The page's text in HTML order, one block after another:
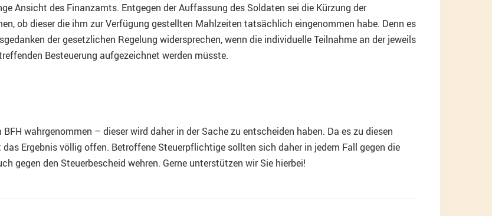
Ansicht des Finanzamts. Entgegen der Auffassung des Soldaten sei die Kürzung der
ob dieser die ihm zur Verfügung gestellten Mahlzeiten tatsächlich eingenommen habe. Denn es
der gesetzlichen Regelung widersprechen, wenn die individuelle Teilnahme an der jeweils
Besteuerung aufgezeichnet werden müsste.
wahrgenommen – dieser wird daher in der Sache zu entscheiden haben. Da es zu diesen
Ergebnis völlig offen. Betroffene Steuerpflichtige sollten sich daher in jedem Fall gegen die
gegen den Steuerbescheid wehren. Gerne unterstützen wir Sie hierbei!